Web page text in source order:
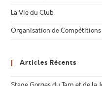
La Vie du Club
Organisation de Compétitions
Articles Récents